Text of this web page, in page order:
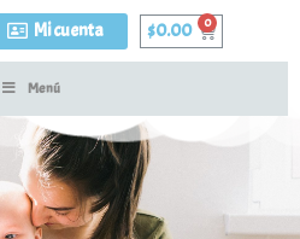
Mi cuenta $0.00
Menú